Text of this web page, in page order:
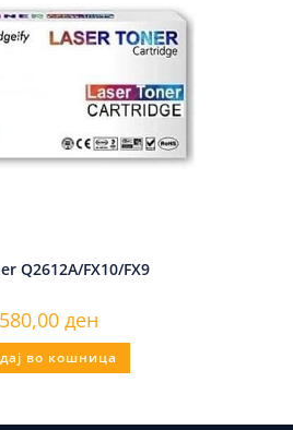
Q2612A/FX10/FX9
580,00 ден
во кошница